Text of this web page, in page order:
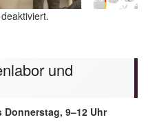
und
9–12 Uhr